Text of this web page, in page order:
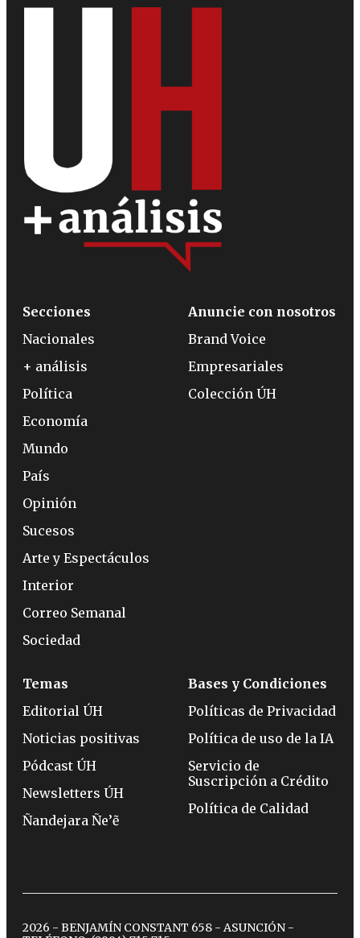
Secciones
Nacionales
+ análisis
Política
Economía
Mundo
País
Opinión
Sucesos
Arte y Espectáculos
Interior
Correo Semanal
Sociedad
Anuncie con nosotros
Brand Voice
Empresariales
Colección ÚH
Temas
Editorial ÚH
Noticias positivas
Pódcast ÚH
Newsletters ÚH
Ñandejara Ñe’ẽ
Bases y Condiciones
Políticas de Privacidad
Política de uso de la IA
Servicio de
Suscripción a Crédito
Política de Calidad
2026 - BENJAMÍN CONSTANT 658 - ASUNCIÓN -